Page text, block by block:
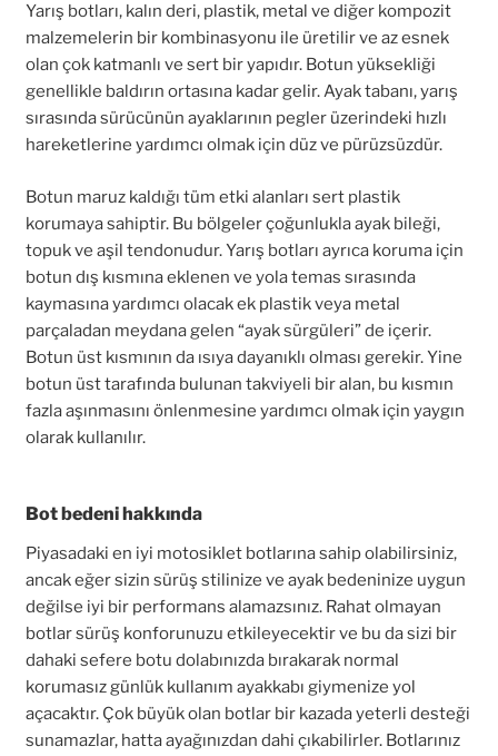
Yarış botları, kalın deri, plastik, metal ve diğer kompozit
malzemelerin bir kombinasyonu ile üretilir ve az esnek
olan çok katmanlı ve sert bir yapıdır. Botun yüksekliği
genellikle baldırın ortasına kadar gelir. Ayak tabanı, yarış
sırasında sürücünün ayaklarının pegler üzerindeki hızlı
hareketlerine yardımcı olmak için düz ve pürüzsüzdür.
Botun maruz kaldığı tüm etki alanları sert plastik
korumaya sahiptir. Bu bölgeler çoğunlukla ayak bileği,
topuk ve aşil tendonudur. Yarış botları ayrıca koruma için
botun dış kısmına eklenen ve yola temas sırasında
kaymasına yardımcı olacak ek plastik veya metal
parçaladan meydana gelen “ayak sürgüleri” de içerir.
Botun üst kısmının da ısıya dayanıklı olması gerekir. Yine
botun üst tarafında bulunan takviyeli bir alan, bu kısmın
fazla aşınmasını önlenmesine yardımcı olmak için yaygın
olarak kullanılır.
Bot bedeni hakkında
Piyasadaki en iyi motosiklet botlarına sahip olabilirsiniz,
ancak eğer sizin sürüş stilinize ve ayak bedeninize uygun
değilse iyi bir performans alamazsınız. Rahat olmayan
botlar sürüş konforunuzu etkileyecektir ve bu da sizi bir
dahaki sefere botu dolabınızda bırakarak normal
korumasız günlük kullanım ayakkabı giymenize yol
açacaktır. Çok büyük olan botlar bir kazada yeterli desteği
sunamazlar, hatta ayağınızdan dahi çıkabilirler. Botlarınız